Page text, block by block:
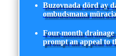
Buzovnada dörd ay
ombudsmana
Four-month
prompt an appeal to